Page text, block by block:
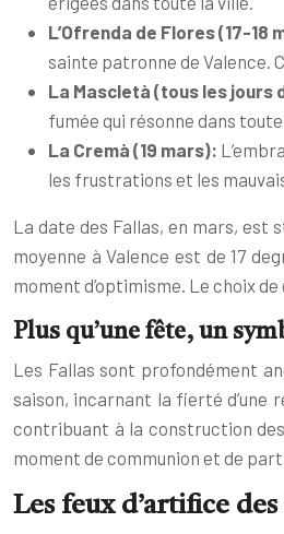
L’Ofrenda de Flores (17-18
sainte patronne de Valence.
La Mascletà (tous les jours
fumée qui résonne dans
La Cremà (19 mars):
les frustrations et les
La date des Fallas, en mars, est
moyenne à Valence est de 17
moment d’optimisme. Le choix
Plus qu’une fête, un
Les Fallas sont profondément
saison, incarnant la fierté d’une
contribuant à la construction
moment de communion et de
Les feux d’artifice